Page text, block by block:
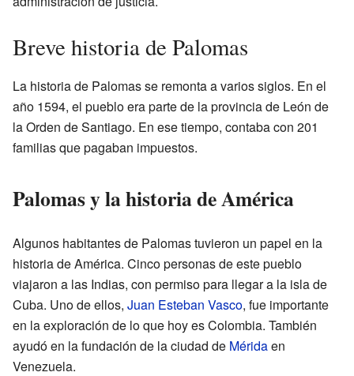
Breve historia de Palomas
La historia de Palomas se remonta a varios siglos. En el
año 1594, el pueblo era parte de la provincia de León de
la Orden de Santiago. En ese tiempo, contaba con 201
familias que pagaban impuestos.
Palomas y la historia de América
Algunos habitantes de Palomas tuvieron un papel en la
historia de América. Cinco personas de este pueblo
viajaron a las Indias, con permiso para llegar a la isla de
Cuba. Uno de ellos, Juan Esteban Vasco, fue importante
en la exploración de lo que hoy es Colombia. También
ayudó en la fundación de la ciudad de Méridaen
Venezuela.